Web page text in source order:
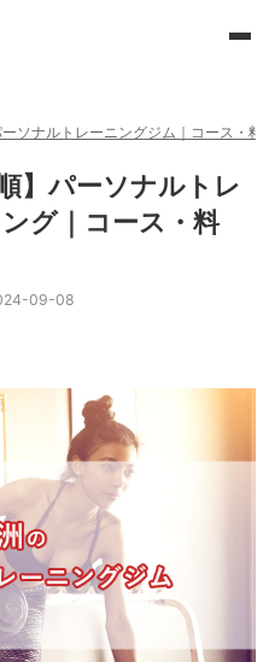
ソナルトレーニングジム｜コース・料
】パーソナルトレ
グ｜コース・料
09-08